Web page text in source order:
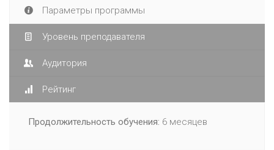
Параметры программы
Уровень преподавателя
Аудитория
Рейтинг
Продолжительность обучения: 6 месяцев